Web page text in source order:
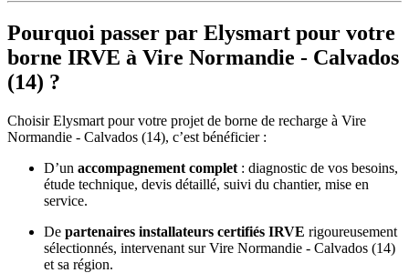
Pourquoi passer par Elysmart pour votre
borne IRVE à Vire Normandie - Calvados
(14) ?
Choisir Elysmart pour votre projet de borne de recharge à Vire
Normandie - Calvados (14), c’est bénéficier :
D’un accompagnement complet : diagnostic de vos besoins,
étude technique, devis détaillé, suivi du chantier, mise en
service.
De partenaires installateurs certifiés IRVE rigoureusement
sélectionnés, intervenant sur Vire Normandie - Calvados (14)
et sa région.